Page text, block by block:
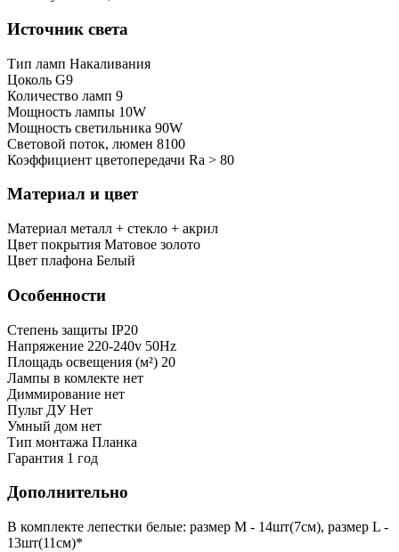
Источник света
Тип ламп Накаливания
Цоколь G9
Количество ламп 9
Мощность лампы 10W
Мощность светильника 90W
Световой поток, люмен 8100
Коэффициент цветопередачи Ra > 80
Материал и цвет
Mатериал металл + стекло + акрил
Цвет покрытия Матовое золото
Цвет плафона Белый
Особенности
Степень защиты IP20
Напряжение 220-240v 50Hz
Площадь освещения (м²) 20
Лампы в комлекте нет
Диммирование нет
Пульт ДУНет
Умный дом нет
Тип монтажа Планка
Гарантия 1 год
Дополнительно
В комплекте лепестки белые: размер M - 14шт(7см), размер L -
13шт(11см)*